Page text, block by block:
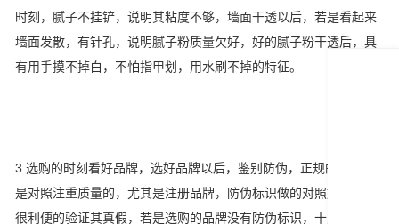
时刻，腻子不挂铲，说明其粘度不够，墙面干透以后，若是看起来
墙面发散，有针孔，说明腻子粉质量欠好，好的腻子粉干透后，具
有用手摸不掉白，不怕指甲划，用水刷不掉的特征。
3.选购的时刻看好品牌，选好品牌以后，鉴别防伪，正规的品牌都
是对照注重质量的，尤其是注册品牌，防伪标识做的对照好，可以
很利便的验证其真假，若是选购的品牌没有防伪标识，十之八九质